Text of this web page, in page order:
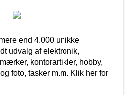
end 4.000 unikke
udvalg af elektronik,
kontorartikler, hobby,
foto, tasker m.m. Klik her for